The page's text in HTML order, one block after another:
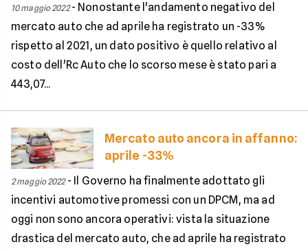
10 maggio 2022- Nonostante l'andamento negativo del
mercato auto che ad aprile ha registrato un -33%
rispetto al 2021, un dato positivo è quello relativo al
costo dell'Rc Auto che lo scorso mese è stato pari a
443,07...
Mercato auto ancora in affanno:
aprile -33%
2 maggio 2022- Il Governo ha finalmente adottato gli
incentivi automotive promessi con un DPCM, ma ad
oggi non sono ancora operativi: vista la situazione
drastica del mercato auto, che ad aprile ha registrato